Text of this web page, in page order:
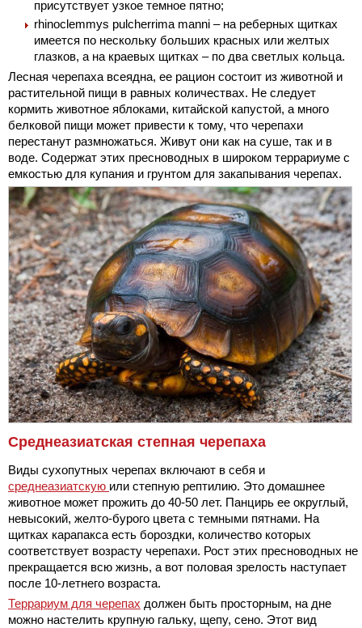
присутствует узкое темное пятно;
rhinoclemmys pulcherrima manni – на реберных щитках
имеется по нескольку больших красных или желтых
глазков, а на краевых щитках – по два светлых кольца.
Лесная черепаха всеядна, ее рацион состоит из животной и
растительной пищи в равных количествах. Не следует
кормить животное яблоками, китайской капустой, а много
белковой пищи может привести к тому, что черепахи
перестанут размножаться. Живут они как на суше, так и в
воде. Содержат этих пресноводных в широком террариуме с
емкостью для купания и грунтом для закапывания черепах.
Среднеазиатская степная черепаха
Виды сухопутных черепах включают в себя и
среднеазиатскую или степную рептилию. Это домашнее
животное может прожить до 40-50 лет. Панцирь ее округлый,
невысокий, желто-бурого цвета с темными пятнами. На
щитках карапакса есть бороздки, количество которых
соответствует возрасту черепахи. Рост этих пресноводных не
прекращается всю жизнь, а вот половая зрелость наступает
после 10-летнего возраста.
Террариум для черепах должен быть просторным, на дне
можно настелить крупную гальку, щепу, сено. Этот вид